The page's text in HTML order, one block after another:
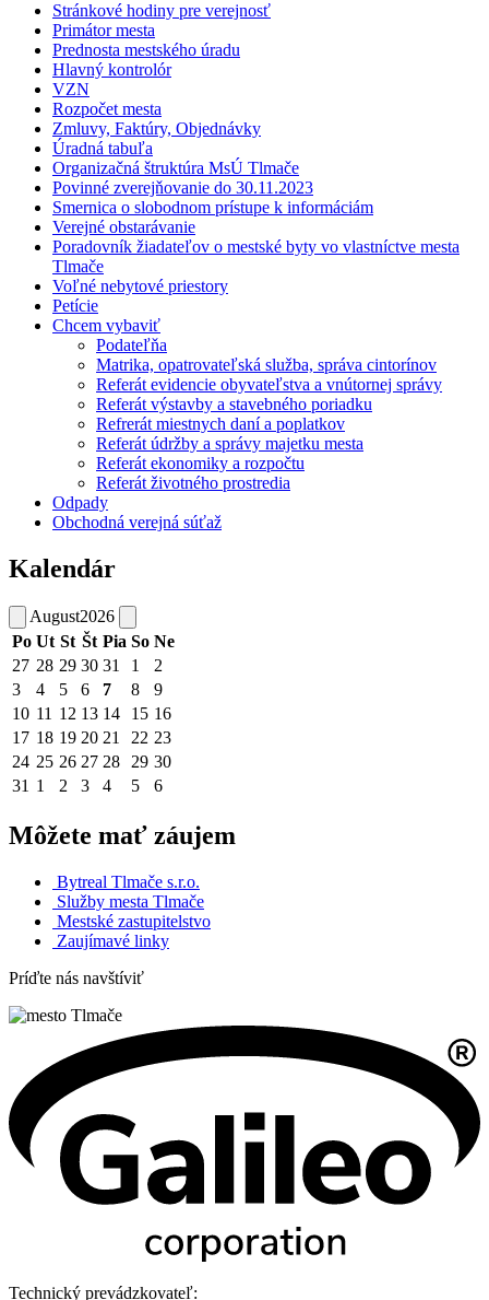
Stránkové hodiny pre verejnosť
Primátor mesta
Prednosta mestského úradu
Hlavný kontrolór
VZN
Rozpočet mesta
Zmluvy, Faktúry, Objednávky
Úradná tabuľa
Organizačná štruktúra MsÚ Tlmače
Povinné zverejňovanie do 30.11.2023
Smernica o slobodnom prístupe k informáciám
Verejné obstarávanie
Poradovník žiadateľov o mestské byty vo vlastníctve mesta
Tlmače
Voľné nebytové priestory
Petície
Chcem vybaviť
Podateľňa
Matrika, opatrovateľská služba, správa cintorínov
Referát evidencie obyvateľstva a vnútornej správy
Referát výstavby a stavebného poriadku
Refrerát miestnych daní a poplatkov
Referát údržby a správy majetku mesta
Referát ekonomiky a rozpočtu
Referát životného prostredia
Odpady
Obchodná verejná súťaž
Kalendár
August2026
Po Ut St Št Pia So Ne
27 28 29 30 31 1
2
3
4 5 6 7 8
9
10 11 12 13 14 15 16
17 18 19 20 21 22 23
24 25 26 27 28 29 30
31 1 2 3 4 5 6
Môžete mať záujem
Bytreal Tlmače s.r.o.
Služby mesta Tlmače
Mestské zastupitelstvo
Zaujímavé linky
Príďte nás navštíviť
Technický prevádzkovateľ: